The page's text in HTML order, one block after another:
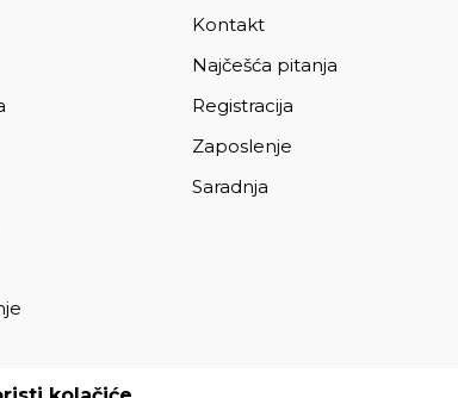
Kontakt
Najčešća pitanja
Registracija
Zaposlenje
Saradnja